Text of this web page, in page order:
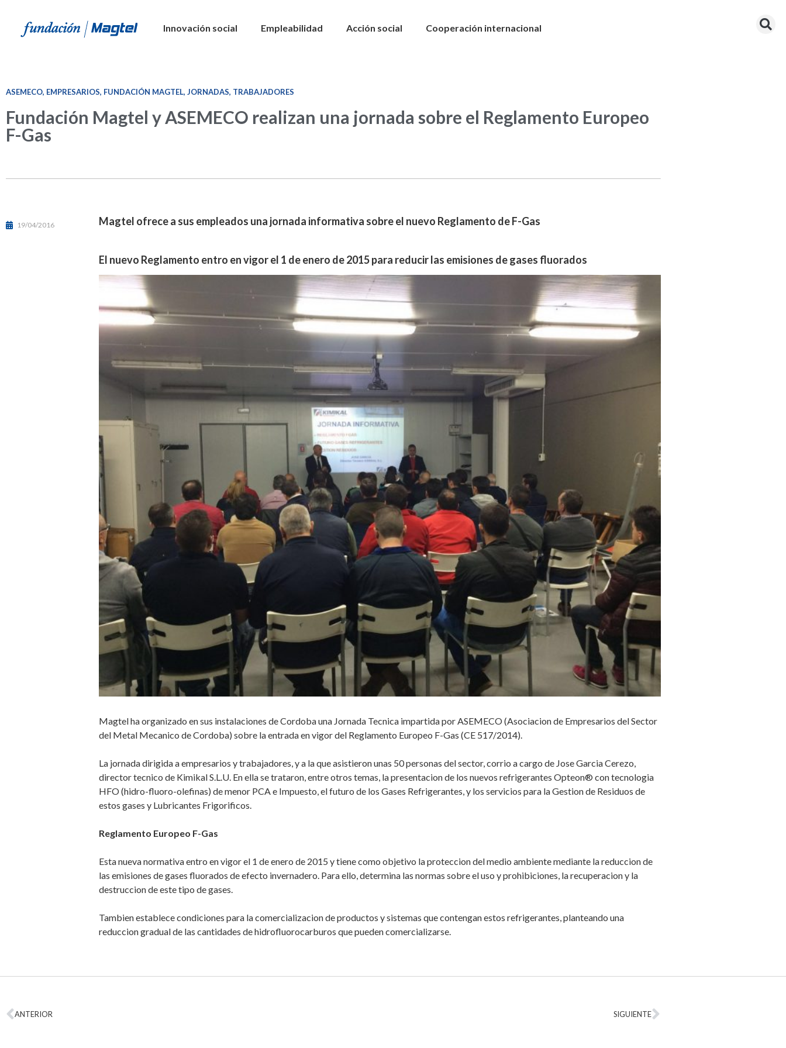
Innovación social Empleabilidad Acción social Cooperación internacional
ASEMECO, EMPRESARIOS, FUNDACIÓN MAGTEL, JORNADAS, TRABAJADORES
Fundación Magtel y ASEMECO realizan una jornada sobre el Reglamento Europeo
F-Gas
19/04/2016 Magtel ofrece a sus empleados una jornada informativa sobre el nuevo Reglamento de F-Gas
El nuevo Reglamento entro en vigor el 1 de enero de 2015 para reducir las emisiones de gases fluorados
Magtel ha organizado en sus instalaciones de Cordoba una Jornada Tecnica impartida por ASEMECO (Asociacion de Empresarios del Sector
del Metal Mecanico de Cordoba) sobre la entrada en vigor del Reglamento Europeo F-Gas (CE 517/2014).
La jornada dirigida a empresarios y trabajadores, y a la que asistieron unas 50 personas del sector, corrio a cargo de Jose Garcia Cerezo,
director tecnico de Kimikal S.L.U. En ella se trataron, entre otros temas, la presentacion de los nuevos refrigerantes Opteon® con tecnologia
HFO (hidro-fluoro-olefinas) de menor PCA e Impuesto, el futuro de los Gases Refrigerantes, y los servicios para la Gestion de Residuos de
estos gases y Lubricantes Frigorificos.
Reglamento Europeo F-Gas
Esta nueva normativa entro en vigor el 1 de enero de 2015 y tiene como objetivo la proteccion del medio ambiente mediante la reduccion de
las emisiones de gases fluorados de efecto invernadero. Para ello, determina las normas sobre el uso y prohibiciones, la recuperacion y la
destruccion de este tipo de gases.
Tambien establece condiciones para la comercializacion de productos y sistemas que contengan estos refrigerantes, planteando una
reduccion gradual de las cantidades de hidrofluorocarburos que pueden comercializarse.
ANTERIOR SIGUIENTE